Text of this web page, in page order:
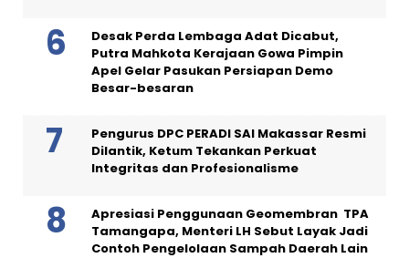
Desak Perda Lembaga Adat Dicabut,
Putra Mahkota Kerajaan Gowa Pimpin
Apel Gelar Pasukan Persiapan Demo
Besar-besaran
Pengurus DPC PERADI SAI Makassar Resmi
Dilantik, Ketum Tekankan Perkuat
Integritas dan Profesionalisme
Apresiasi Penggunaan Geomembran TPA
Tamangapa, Menteri LH Sebut Layak Jadi
Contoh Pengelolaan Sampah Daerah Lain